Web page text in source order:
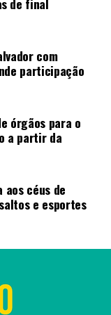
novo piso
coloca o DF na
com
participação
órgãos para o
a partir da
aos céus de
e esportes